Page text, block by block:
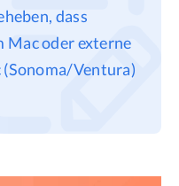
dass
Mac oder externe
Ventura)